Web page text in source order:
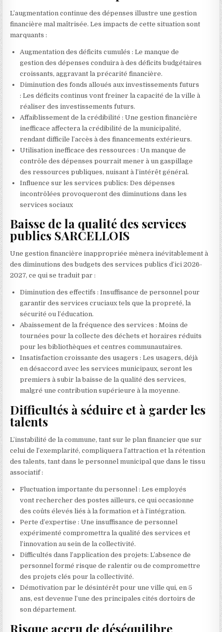
L’augmentation continue des dépenses illustre une gestion
financière mal maîtrisée. Les impacts de cette situation sont
marquants :
Augmentation des déficits cumulés : Le manque de
gestion des dépenses conduira à des déficits budgétaires
croissants, aggravant la précarité financière.
Diminution des fonds alloués aux investissements futurs
: Les déficits continus vont freiner la capacité de la ville à
réaliser des investissements futurs.
Affaiblissement de la crédibilité : Une gestion financière
inefficace affectera la crédibilité de la municipalité,
rendant difficile l’accès à des financements extérieurs.
Utilisation inefficace des ressources : Un manque de
contrôle des dépenses pourrait mener à un gaspillage
des ressources publiques, nuisant à l’intérêt général.
Influence sur les services publics: Des dépenses
incontrôlées provoqueront des diminutions dans les
services sociaux
Baisse de la qualité des services
publics SARCELLOIS
Une gestion financière inappropriée mènera inévitablement à
des diminutions des budgets des services publics d’ici 2026-
2027, ce qui se traduit par :
Diminution des effectifs : Insuffisance de personnel pour
garantir des services cruciaux tels que la propreté, la
sécurité ou l’éducation.
Abaissement de la fréquence des services : Moins de
tournées pour la collecte des déchets et horaires réduits
pour les bibliothèques et centres communautaires.
Insatisfaction croissante des usagers : Les usagers, déjà
en désaccord avec les services municipaux, seront les
premiers à subir la baisse de la qualité des services,
malgré une contribution supérieure à la moyenne.
Difficultés à séduire et à garder les
talents
L’instabilité de la commune, tant sur le plan financier que sur
celui de l’exemplarité, compliquera l’attraction et la rétention
des talents, tant dans le personnel municipal que dans le tissu
associatif :
Fluctuation importante du personnel : Les employés
vont rechercher des postes ailleurs, ce qui occasionne
des coûts élevés liés à la formation et à l’intégration.
Perte d’expertise : Une insuffisance de personnel
expérimenté compromettra la qualité des services et
l’innovation au sein de la collectivité.
Difficultés dans l’application des projets: L’absence de
personnel formé risque de ralentir ou de compromettre
des projets clés pour la collectivité.
Démotivation par le désintérêt pour une ville qui, en 5
ans, est devenue l’une des principales cités dortoirs de
son département.
Risque accru de déséquilibre